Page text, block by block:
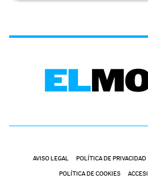
AVISO LEGAL POLÍTICA DE PRIVACIDAD
POLÍTICA DE COOKIES